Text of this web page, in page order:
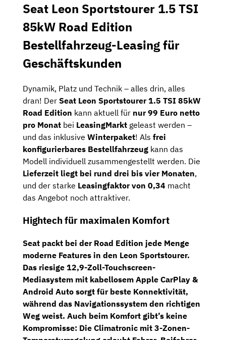
Seat Leon Sportstourer 1.5 TSI
85kW Road Edition
Bestellfahrzeug-Leasing für
Geschäftskunden
Dynamik, Platz und Technik – alles drin, alles
dran! Der Seat Leon Sportstourer 1.5 TSI 85kW
Road Edition kann aktuell für nur 99 Euro netto
pro Monat bei LeasingMarkt geleast werden –
und das inklusive Winterpaket! Als frei
konfigurierbares Bestellfahrzeug kann das
Modell individuell zusammengestellt werden. Die
Lieferzeit liegt bei rund drei bis vier Monaten,
und der starke Leasingfaktor von 0,34 macht
das Angebot noch attraktiver.
Hightech für maximalen Komfort
Seat packt bei der Road Edition jede Menge
moderne Features in den Leon Sportstourer.
Das riesige 12,9-Zoll-Touchscreen-
Mediasystem mit kabellosem Apple CarPlay &
Android Auto sorgt für beste Konnektivität,
während das Navigationssystem den richtigen
Weg weist. Auch beim Komfort gibt’s keine
Kompromisse: Die Climatronic mit 3-Zonen-